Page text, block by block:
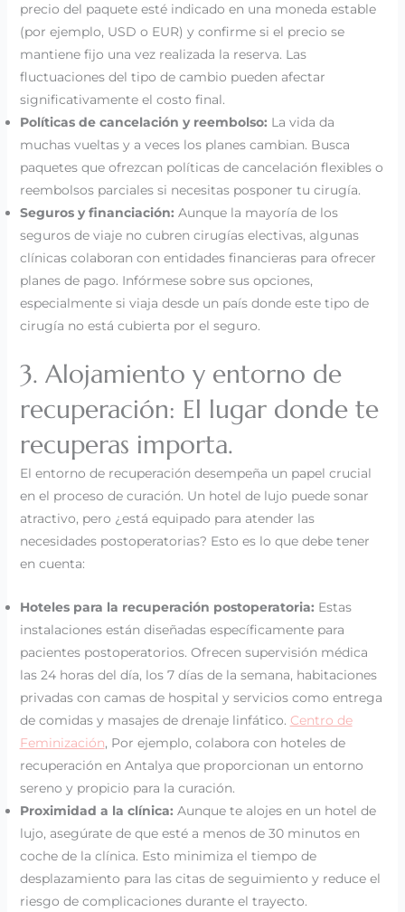
precio del paquete esté indicado en una moneda estable
(por ejemplo, USD o EUR) y confirme si el precio se
mantiene fijo una vez realizada la reserva. Las
fluctuaciones del tipo de cambio pueden afectar
significativamente el costo final.
Políticas de cancelación y reembolso: La vida da
muchas vueltas y a veces los planes cambian. Busca
paquetes que ofrezcan políticas de cancelación flexibles o
reembolsos parciales si necesitas posponer tu cirugía.
Seguros y financiación: Aunque la mayoría de los
seguros de viaje no cubren cirugías electivas, algunas
clínicas colaboran con entidades financieras para ofrecer
planes de pago. Infórmese sobre sus opciones,
especialmente si viaja desde un país donde este tipo de
cirugía no está cubierta por el seguro.
3. Alojamiento y entorno de
recuperación: El lugar donde te
recuperas importa.
El entorno de recuperación desempeña un papel crucial
en el proceso de curación. Un hotel de lujo puede sonar
atractivo, pero ¿está equipado para atender las
necesidades postoperatorias? Esto es lo que debe tener
en cuenta:
Hoteles para la recuperación postoperatoria: Estas
instalaciones están diseñadas específicamente para
pacientes postoperatorios. Ofrecen supervisión médica
las 24 horas del día, los 7 días de la semana, habitaciones
privadas con camas de hospital y servicios como entrega
de comidas y masajes de drenaje linfático. Centro de
Feminización, Por ejemplo, colabora con hoteles de
recuperación en Antalya que proporcionan un entorno
sereno y propicio para la curación.
Proximidad a la clínica: Aunque te alojes en un hotel de
lujo, asegúrate de que esté a menos de 30 minutos en
coche de la clínica. Esto minimiza el tiempo de
desplazamiento para las citas de seguimiento y reduce el
riesgo de complicaciones durante el trayecto.